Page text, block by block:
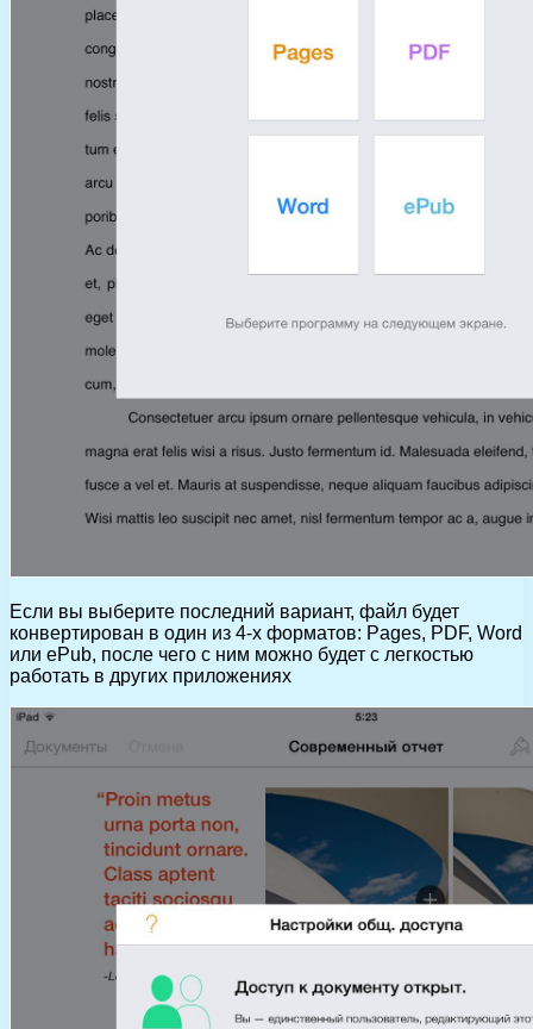
Если вы выберите последний вариант, файл будет
конвертирован в один из 4-х форматов: Pages, PDF, Word
или ePub, после чего с ним можно будет с легкостью
работать в других приложениях